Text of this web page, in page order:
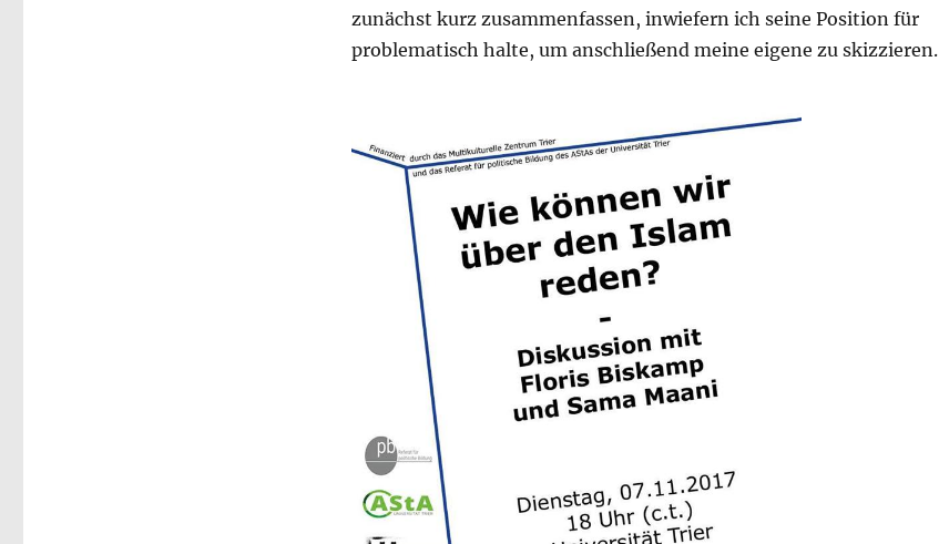
zunächst kurz zusammenfassen, inwiefern ich seine Position für
problematisch halte, um anschließend meine eigene zu skizzieren.